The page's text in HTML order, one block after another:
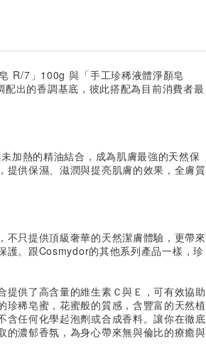
R/7」100g 與「手工珍稀液體淨顏皂
出的香調基底，彼此搭配為目前消費者最
加熱的精油結合，成為肌膚最強的天然保
提供保濕、滋潤與提亮肌膚的效果，全膚質
只提供頂級奢華的天然潔膚體驗，更帶來
護。跟Cosmydor的其他系列產品一樣，珍
供了高含量的維生素Ｃ與Ｅ，可有效協助
稀皂蜜，花蜜般的質感，含豐富的天然植
含任何化學起泡劑或合成香料。讓你在徹底
的濃郁香氛，為身心帶來無與倫比的療癒與